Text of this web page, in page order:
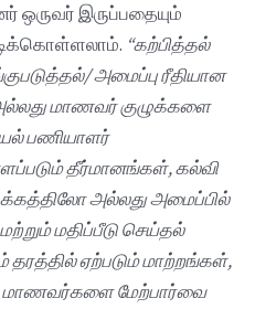
ஒருவர் இருப்பதையும்
“கற்பித்தல்
அமைப்பு ரீதியான
மாணவர் குழுக்களை
பணியாளர்
தீர்மானங்கள், கல்வி
அல்லது அமைப்பில்
மதிப்பீடு செய்தல்
ஏற்படும் மாற்றங்கள்,
மாணவர்களை மேற்பார்வை